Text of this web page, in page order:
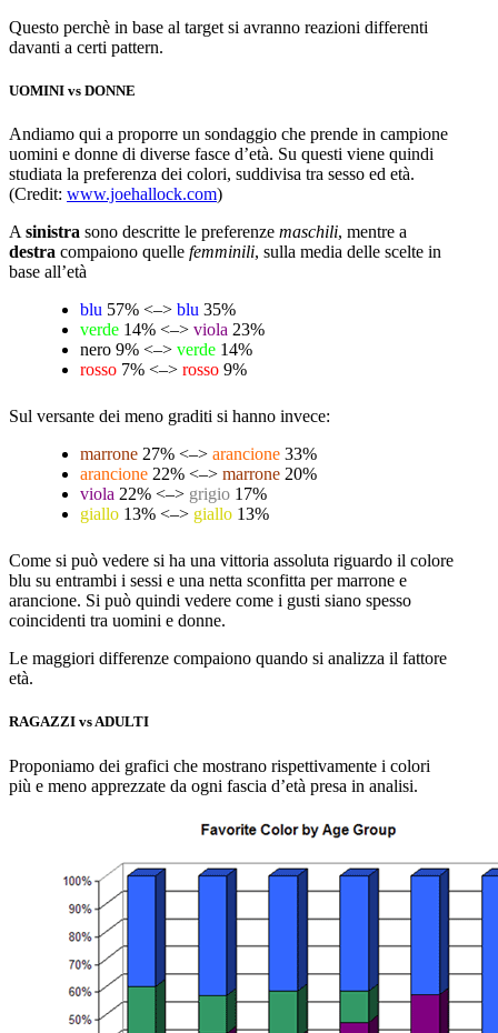
Questo perchè in base al target si avranno reazioni differenti
davanti a certi pattern.
UOMINI vs DONNE
Andiamo qui a proporre un sondaggio che prende in campione
uomini e donne di diverse fasce d’età. Su questi viene quindi
studiata la preferenza dei colori, suddivisa tra sesso ed età.
(Credit: www.joehallock.com)
A sinistra sono descritte le preferenze maschili, mentre a
destra compaiono quelle femminili, sulla media delle scelte in
base all’età
blu 57% <–> blu 35%
verde 14% <–> viola 23%
nero 9% <–> verde 14%
rosso 7% <–> rosso 9%
Sul versante dei meno graditi si hanno invece:
marrone 27% <–> arancione 33%
arancione 22% <–> marrone 20%
viola 22% <–> grigio 17%
giallo 13% <–> giallo 13%
Come si può vedere si ha una vittoria assoluta riguardo il colore
blu su entrambi i sessi e una netta sconfitta per marrone e
arancione. Si può quindi vedere come i gusti siano spesso
coincidenti tra uomini e donne.
Le maggiori differenze compaiono quando si analizza il fattore
età.
RAGAZZI vs ADULTI
Proponiamo dei grafici che mostrano rispettivamente i colori
più e meno apprezzate da ogni fascia d’età presa in analisi.